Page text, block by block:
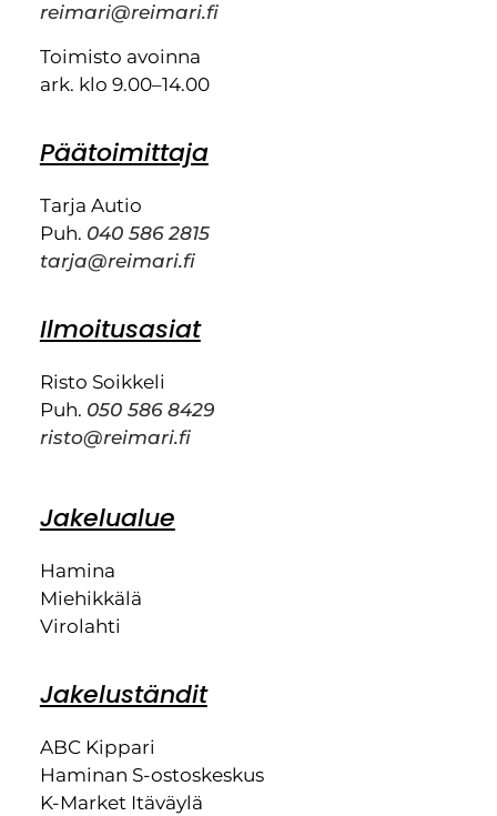
reimari@reimari.fi
Toimisto avoinna
ark. klo 9.00–14.00
Päätoimittaja
Tarja Autio
Puh. 040 586 2815
tarja@reimari.fi
Ilmoitusasiat
Risto Soikkeli
Puh. 050 586 8429
risto@reimari.fi
Jakelualue
Hamina
Miehikkälä
Virolahti
Jakeluständit
ABC Kippari
Haminan S-ostoskeskus
K-Market Itäväylä